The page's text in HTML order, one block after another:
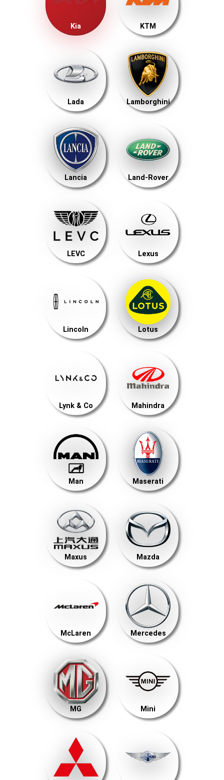
Kia KTM
Lada Lamborghini
Lancia Land-Rover
LEVC Lexus
Lincoln Lotus
Lynk & Co Mahindra
Man Maserati
Maxus Mazda
McLaren Mercedes
MG Mini